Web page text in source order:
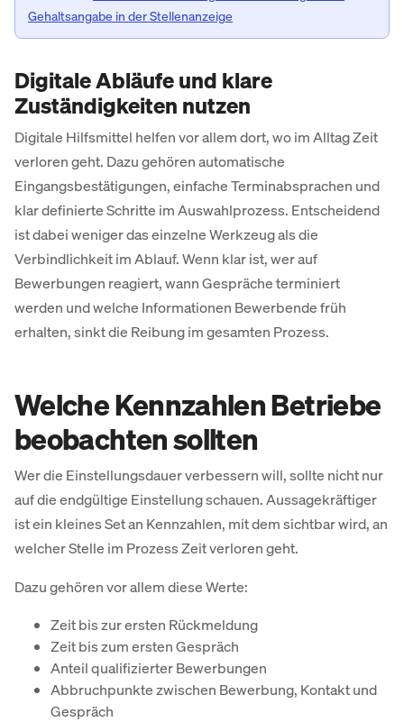
Gehaltsangabe in der Stellenanzeige
Digitale Abläufe und klare
Zuständigkeiten nutzen
Digitale Hilfsmittel helfen vor allem dort, wo im Alltag Zeit
verloren geht. Dazu gehören automatische
Eingangsbestätigungen, einfache Terminabsprachen und
klar definierte Schritte im Auswahlprozess. Entscheidend
ist dabei weniger das einzelne Werkzeug als die
Verbindlichkeit im Ablauf. Wenn klar ist, wer auf
Bewerbungen reagiert, wann Gespräche terminiert
werden und welche Informationen Bewerbende früh
erhalten, sinkt die Reibung im gesamten Prozess.
Welche Kennzahlen Betriebe
beobachten sollten
Wer die Einstellungsdauer verbessern will, sollte nicht nur
auf die endgültige Einstellung schauen. Aussagekräftiger
ist ein kleines Set an Kennzahlen, mit dem sichtbar wird, an
welcher Stelle im Prozess Zeit verloren geht.
Dazu gehören vor allem diese Werte:
Zeit bis zur ersten Rückmeldung
Zeit bis zum ersten Gespräch
Anteil qualifizierter Bewerbungen
Abbruchpunkte zwischen Bewerbung, Kontakt und
Gespräch